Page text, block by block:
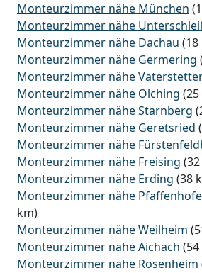
Monteurzimmer nähe München
Monteurzimmer nähe
Monteurzimmer nähe Dachau (18
Monteurzimmer nähe Germering
Monteurzimmer nähe
Monteurzimmer nähe Olching
Monteurzimmer nähe Starnberg
Monteurzimmer nähe Geretsried
Monteurzimmer nähe
Monteurzimmer nähe Freising
Monteurzimmer nähe Erding (38
Monteurzimmer nähe
km)
Monteurzimmer nähe Weilheim
Monteurzimmer nähe Aichach
Monteurzimmer nähe Rosenheim